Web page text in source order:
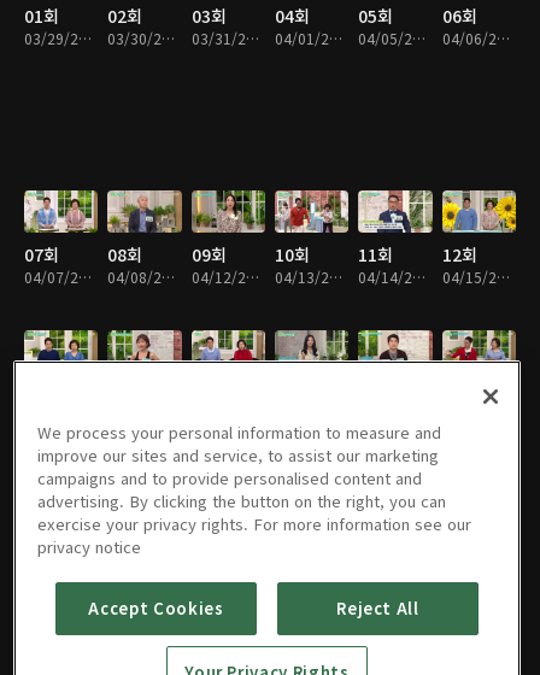
01회
03/29/2021 • 1시간 3분
02회
03/30/2021 • 1시간 4분
03회
03/31/2021 • 1시간 1분
04회
04/01/2021 • 1시간 3분
05회
04/05/2021 • 1시간 4분
06회
04/06/2021 • 1시간 2분
07회
04/07/2021 • 1시간 4분
08회
04/08/2021 • 1시간 4분
09회
04/12/2021 • 1시간 3분
10회
04/13/2021 • 1시간 3분
11회
04/14/2021 • 1시간 3분
12회
04/15/2021 • 1시간 3분
19회
04/28/2021 • 1시간 3분
20회 21회 22회 23회 24회
We process your personal information to measure and
improve our sites and service, to assist our marketing
campaigns and to provide personalised content and
advertising. By clicking the button on the right, you can
exercise your privacy rights. For more information see our
privacy notice
Accept Cookies Reject All